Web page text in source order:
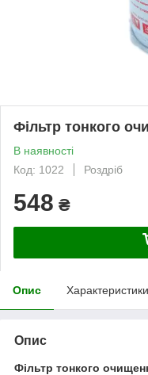
Фільтр тонкого
В наявності
Код: 1022
Роздріб
548 ₴
Опис Характеристики
Опис
Фільтр тонкого